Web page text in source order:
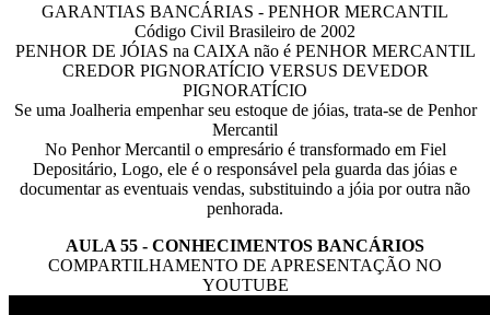
GARANTIAS BANCÁRIAS - PENHOR MERCANTIL
Código Civil Brasileiro de 2002
PENHOR DE JÓIAS na CAIXA não é PENHOR MERCANTIL
CREDOR PIGNORATÍCIO VERSUS DEVEDOR
PIGNORATÍCIO
Se uma Joalheria empenhar seu estoque de jóias, trata-se de Penhor
Mercantil
No Penhor Mercantil o empresário é transformado em Fiel
Depositário, Logo, ele é o responsável pela guarda das jóias e
documentar as eventuais vendas, substituindo a jóia por outra não
penhorada.
AULA 55 - CONHECIMENTOS BANCÁRIOS
COMPARTILHAMENTO DE APRESENTAÇÃO NO
YOUTUBE